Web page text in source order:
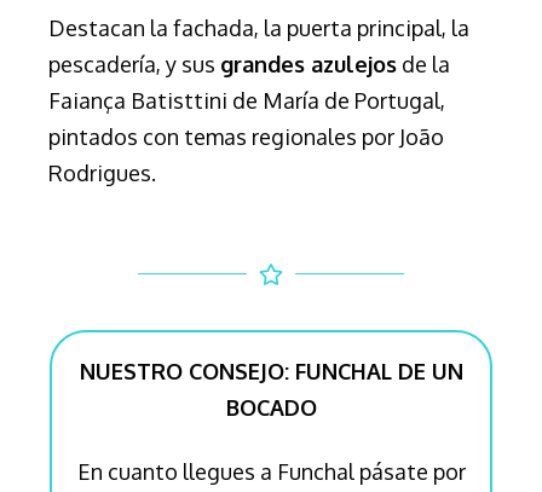
Destacan la fachada, la puerta principal, la
pescadería, y sus grandes azulejos de la
Faiança Batisttini de María de Portugal,
pintados con temas regionales por João
Rodrigues.
NUESTRO CONSEJO: FUNCHAL DE UN
BOCADO
En cuanto llegues a Funchal pásate por